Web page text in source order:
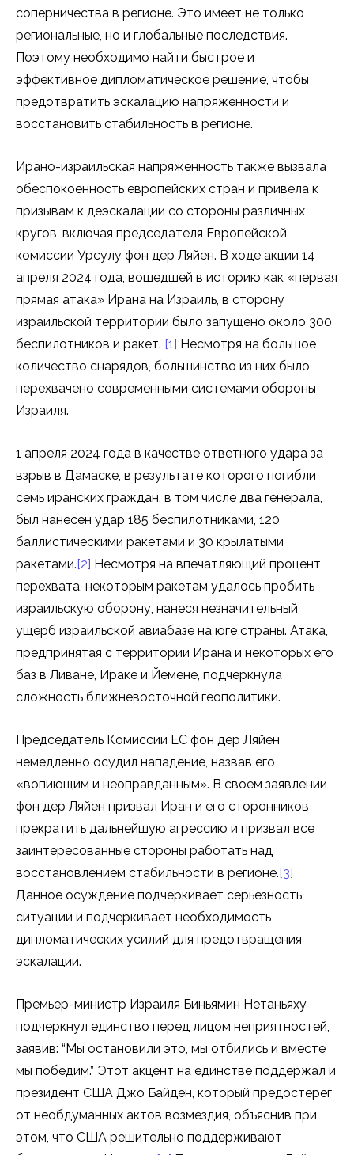
соперничества в регионе. Это имеет не только
региональные, но и глобальные последствия.
Поэтому необходимо найти быстрое и
эффективное дипломатическое решение, чтобы
предотвратить эскалацию напряженности и
восстановить стабильность в регионе.
Ирано-израильская напряженность также вызвала
обеспокоенность европейских стран и привела к
призывам к деэскалации со стороны различных
кругов, включая председателя Европейской
комиссии Урсулу фон дер Ляйен. В ходе акции 14
апреля 2024 года, вошедшей в историю как «первая
прямая атака» Ирана на Израиль, в сторону
израильской территории было запущено около 300
беспилотников и ракет. [1] Несмотря на большое
количество снарядов, большинство из них было
перехвачено современными системами обороны
Израиля.
1 апреля 2024 года в качестве ответного удара за
взрыв в Дамаске, в результате которого погибли
семь иранских граждан, в том числе два генерала,
был нанесен удар 185 беспилотниками, 120
баллистическими ракетами и 30 крылатыми
ракетами. [2] Несмотря на впечатляющий процент
перехвата, некоторым ракетам удалось пробить
израильскую оборону, нанеся незначительный
ущерб израильской авиабазе на юге страны. Атака,
предпринятая с территории Ирана и некоторых его
баз в Ливане, Ираке и Йемене, подчеркнула
сложность ближневосточной геополитики.
Председатель Комиссии ЕС фон дер Ляйен
немедленно осудил нападение, назвав его
«вопиющим и неоправданным». В своем заявлении
фон дер Ляйен призвал Иран и его сторонников
прекратить дальнейшую агрессию и призвал все
заинтересованные стороны работать над
восстановлением стабильности в регионе. [3]
Данное осуждение подчеркивает серьезность
ситуации и подчеркивает необходимость
дипломатических усилий для предотвращения
эскалации.
Премьер-министр Израиля Биньямин Нетаньяху
подчеркнул единство перед лицом неприятностей,
заявив: “Мы остановили это, мы отбились и вместе
мы победим.” Этот акцент на единстве поддержал и
президент США Джо Байден, который предостерег
от необдуманных актов возмездия, объяснив при
этом, что США решительно поддерживают